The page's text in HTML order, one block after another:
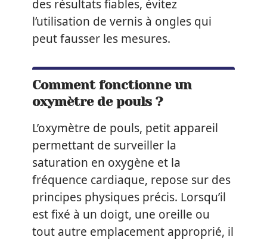
des résultats fiables, évitez
l’utilisation de vernis à ongles qui
peut fausser les mesures.
Comment fonctionne un
oxymètre de pouls ?
L’oxymètre de pouls, petit appareil
permettant de surveiller la
saturation en oxygène et la
fréquence cardiaque, repose sur des
principes physiques précis. Lorsqu’il
est fixé à un doigt, une oreille ou
tout autre emplacement approprié, il